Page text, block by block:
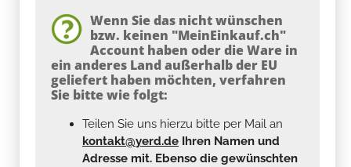
Wenn Sie das nicht wünschen
bzw. keinen "MeinEinkauf.ch"
Account haben oder die Ware in
ein anderes Land außerhalb der EU
geliefert haben möchten, verfahren
Sie bitte wie folgt:
Teilen Sie uns hierzu bitte per Mail an
kontakt@yerd.de Ihren Namen und
Adresse mit. Ebenso die gewünschten